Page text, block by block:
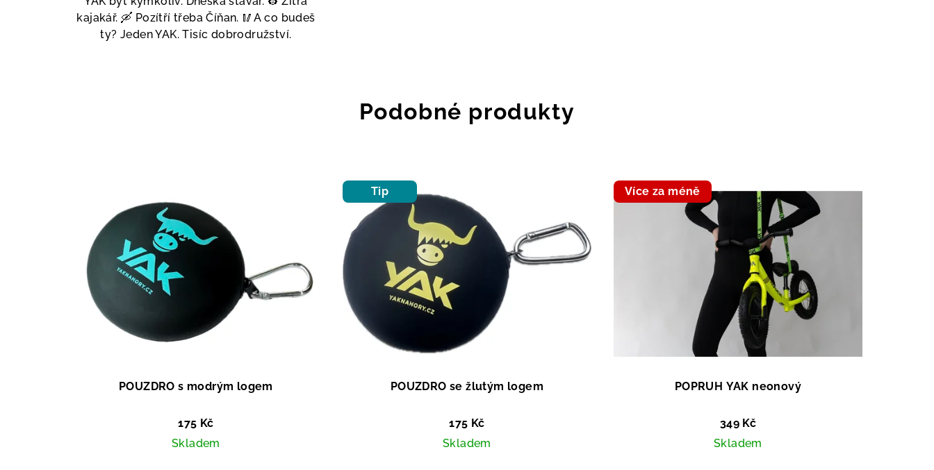
kajakář. 🛶 Pozítří třeba Číňan. 🥢A co budeš
ty? Jeden YAK. Tisíc dobrodružství.
Podobné produkty
POUZDRO s modrým logem
175 Kč
Skladem
Tip
POUZDRO se žlutým logem
175 Kč
Skladem
Více za méně
POPRUH YAK neonový
349 Kč
Skladem